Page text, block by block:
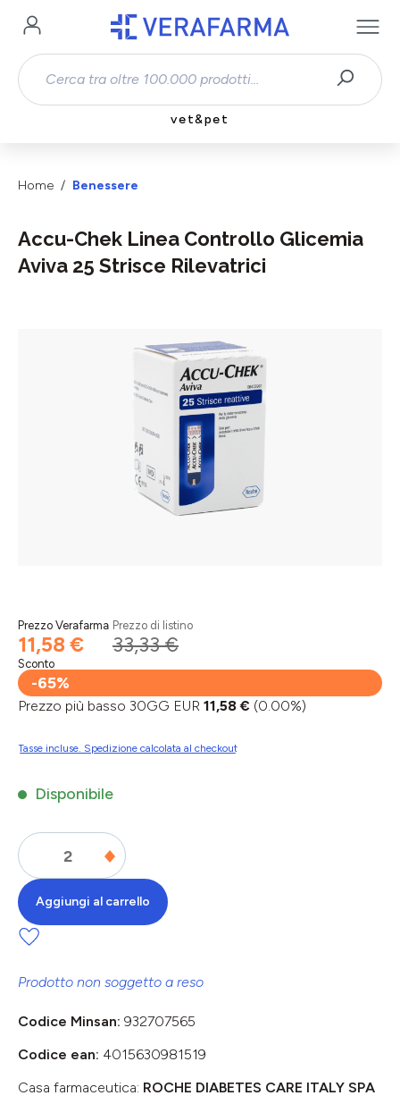
Passa al contenuto principale
vet&pet
Home Benessere
Accu-Chek Linea Controllo Glicemia
Aviva 25 Strisce Rilevatrici
Prezzo Verafarma
11,58 €
Prezzo di listino
33,33 €
Sconto
-65%
Prezzo più basso 30GG EUR 11,58 € (0.00%)
Tasse incluse. Spedizione calcolata al checkout
Disponibile
Aggiungi al carrello
Prodotto non soggetto a reso
Codice Minsan: 932707565
Codice ean: 4015630981519
Casa farmaceutica: ROCHE DIABETES CARE ITALY SPA